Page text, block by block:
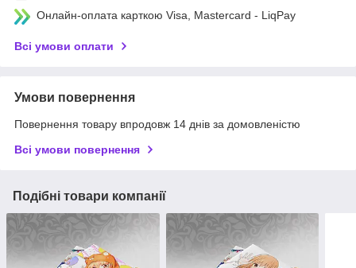
Онлайн-оплата карткою Visa, Mastercard - LiqPay
Всі умови оплати
Умови повернення
Повернення товару впродовж 14 днів за домовленістю
Всі умови повернення
Подібні товари компанії